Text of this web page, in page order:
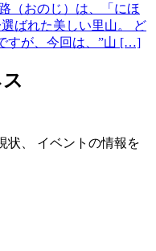
（おのじ）は、「にほ
ばれた美しい里山。 ど
すが、今回は、”山 […]
状、 イベントの情報を